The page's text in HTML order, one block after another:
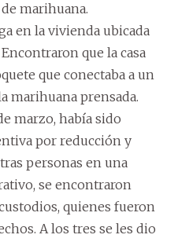
marihuana.
en la vivienda ubicada
que la casa
que conectaba a un
marihuana prensada.
marzo, había sido
por reducción y
personas en una
se encontraron
quienes fueron
A los tres se les dio